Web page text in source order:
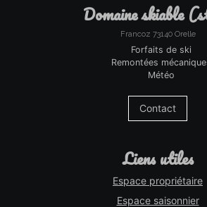
domaine skiable
Francoz 73140 Orelle
Forfaits de ski
Remontées
Météo
Contact
liens utiles
Espace propriétaire
Espace saisonnier